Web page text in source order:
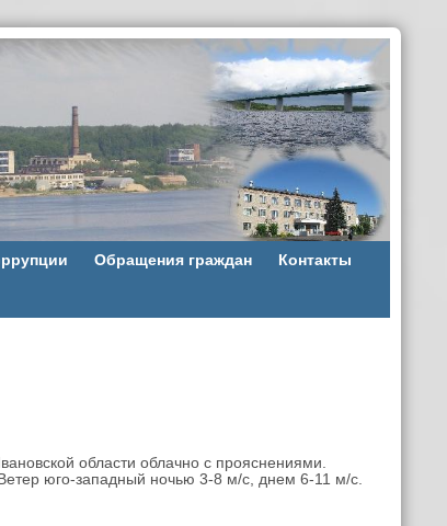
Обращения граждан Контакты
области облачно с прояснениями.
юго-западный ночью 3-8 м/с, днем 6-11 м/с.